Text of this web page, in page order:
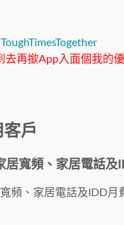
再撳App入面個我的
戶
居寬頻、家居電話及
頻、家居電話及IDD月